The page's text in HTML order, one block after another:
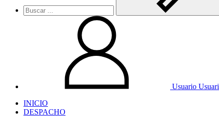
Usuario
INICIO
DESPACHO